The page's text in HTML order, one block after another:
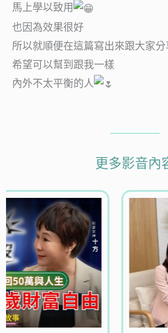
馬上學以致用
也因為效果很好
所以就順便在這篇寫出來跟大家分
希望可以幫到跟我一樣
內外不太平衡的人
更多影音內